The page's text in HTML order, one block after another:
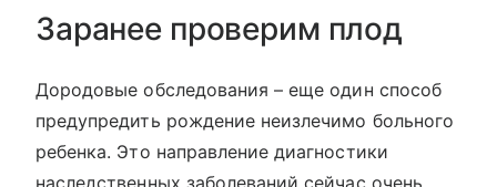
Заранее проверим плод
Дородовые обследования – еще один способ
предупредить рождение неизлечимо больного
ребенка. Это направление диагностики
наследственных заболеваний сейчас очень